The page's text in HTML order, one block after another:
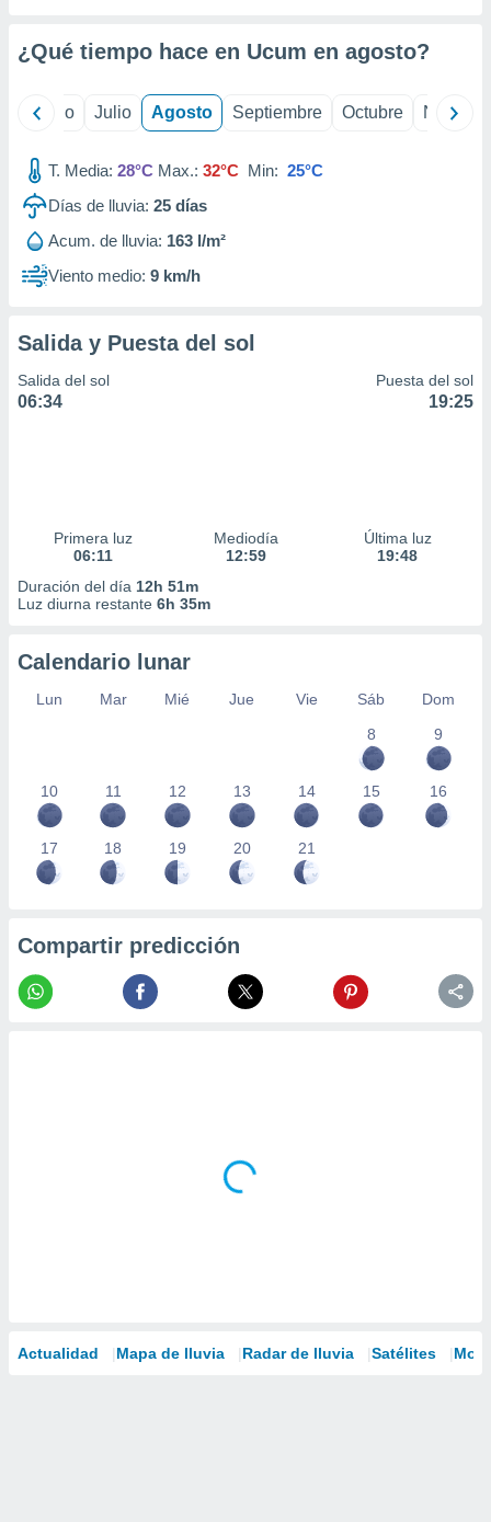
publicidad
de
¿Qué tiempo hace en Ucum en agosto?
Junio Julio Agosto Septiembre Octubre
T. Media: 28°C Max.: 32°C Min: 25°C
Días de lluvia: 25 días
Acum. de lluvia: 163 l/m²
Viento medio: 9 km/h
Salida y Puesta del sol
Salida del sol
06:34
Puesta del sol
19:25
Primera luz
06:11
Mediodía
12:59
Última luz
19:48
Duración del día 12h 51m
Luz diurna restante 6h 35m
Calendario lunar
Lun Mar Mié Jue Vie Sáb
Dom
8
9
10 11 12 13 14 15 16
17 18 19 20 21
Compartir predicción
Actualidad Mapa de lluvia Radar de lluvia Satélites